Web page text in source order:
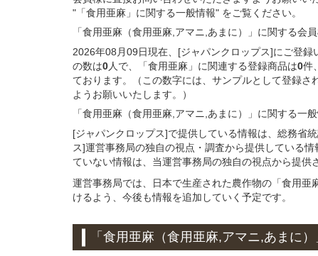
"「食用亜麻」に関する一般情報" をご覧ください。
「食用亜麻（食用亜麻,アマニ,あまに）」 に関する会
2026年08月09日現在、[ジャパンクロップス]にご登
の数は0人で、「食用亜麻」に関連する登録商品は0件
ております。（この数字には、サンプルとして登録
ようお願いいたします。）
「食用亜麻（食用亜麻,アマニ,あまに）」 に関する一般
[ジャパンクロップス]で提供している情報は、総務省
ス]運営事務局の独自の視点・調査から提供している
ていない情報は、当運営事務局の独自の視点から提供
運営事務局では、日本で生産された農作物の「食用
けるよう、今後も情報を追加していく予定です。
「食用亜麻（食用亜麻,アマニ,あまに）